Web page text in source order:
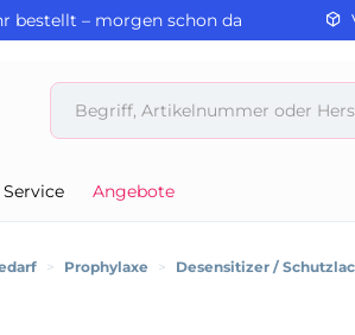
bestellt – morgen schon da
Service Angebote
> Prophylaxe > Desensitizer /